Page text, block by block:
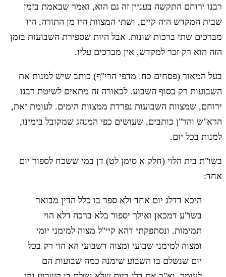
רבנו ירוחם התקשה בעניין זה גם הוא, ואמר שבאמת בזמן
שבית המקדש היה קיים, ושתי המצוות היו מן התורה, היו
מברכים שתי ברכות שונות. אבל היות שספירת השבועות בזמן
הזה הוא רק זכר למקדש, אין מברכים עליו.
בעל המאור (פסחים כח. מדפי הרי"ף) כותב שיש למנות את
השבועות רק בסוף השבוע. לכאורה זה מתאים לשיטת רבנו
ירוחם, שמצוות השבועות נפרדת ממצוות הימים. לעומת זאת,
הרא"ש והר"ן כותבים, שעושים כפי המנהג שמקובל בימינו,
למנות בכל יום.
בשו"ת בית הלוי (חלק א סימן לט) דן במי ששכח לספור יום
אחד:
היכא דדלג יום אחד ולא ספר בו כלל הדין מבואר
בשו"ע דמכאן ואילך יספור בלא ברכה דלא הוי
תמימות. ונסתפקתי דהא קיי"ל מצוה למימני יומי
ומצוה למימני שבועי ומצוה דשבועי הא הוי רק בכל
יום שנשלם בו השבוע שימנה כמה שבועות הם